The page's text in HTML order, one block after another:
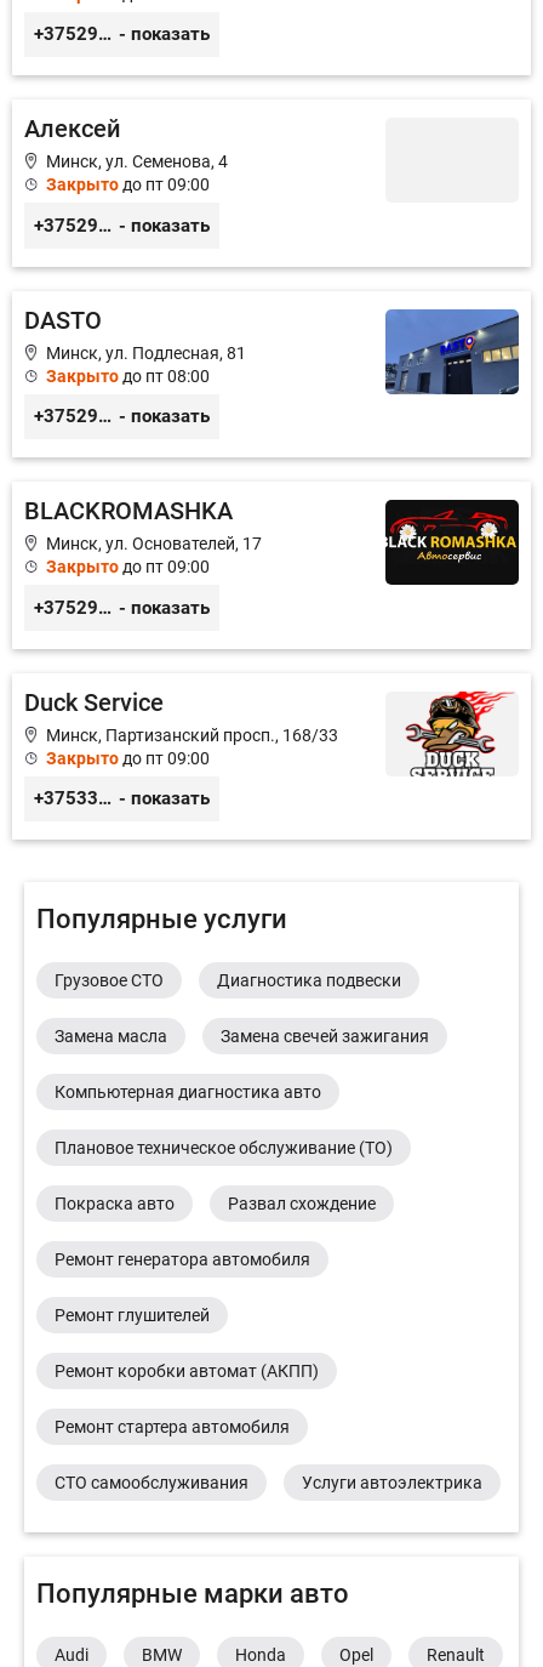
+375299395764 - показать
Алексей
Минск, ул. Семенова, 4
Закрытодо пт 09:00
+375296300492 - показать
DASTO
Минск, ул. Подлесная, 81
Закрыто до пт 08:00
+375296606560 - показать
BLACKROMASHKA
Минск, ул. Основателей, 17
Закрытодо пт 09:00
+375296651188 - показать
Duck Service
Минск, Партизанский просп., 168/33
Закрыто до пт 09:00
+375333416710 - показать
Популярные услуги
Грузовое СТО Диагностика подвески
Замена масла Замена свечей зажигания
Компьютерная диагностика авто
Плановое техническое обслуживание (ТО)
Покраска авто Развал схождение
Ремонт генератора автомобиля
Ремонт глушителей
Ремонт коробки автомат (АКПП)
Ремонт стартера автомобиля
СТО самообслуживания Услуги автоэлектрика
Популярные марки авто
Audi BMW Honda Opel Renault